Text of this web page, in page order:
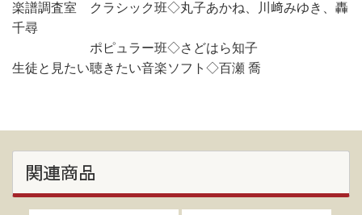
楽譜調査室 クラシック班◇丸子あかね、川﨑みゆき、轟
千尋
ポピュラー班◇さどはら知子
生徒と見たい聴きたい音楽ソフト◇百瀬 喬
関連商品